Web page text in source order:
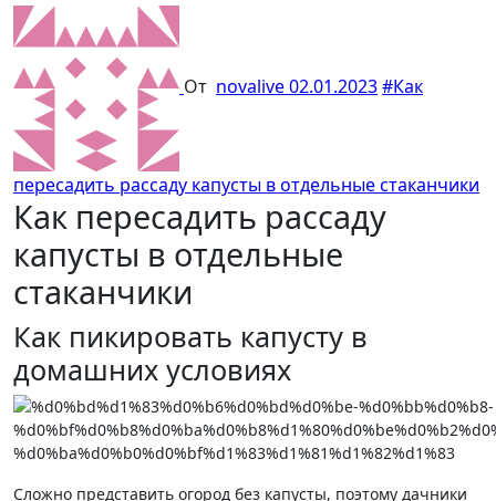
От novalive02.01.2023#Как
пересадить рассаду капусты в отдельные стаканчики
Как пересадить рассаду
капусты в отдельные
стаканчики
Как пикировать капусту в
домашних условиях
Сложно представить огород без капусты, поэтому дачники